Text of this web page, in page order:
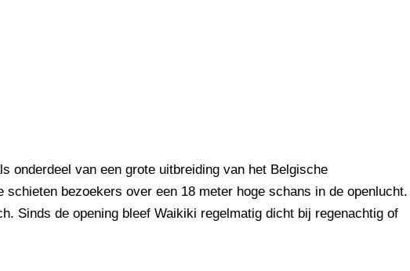
onderdeel van een grote uitbreiding van het Belgische
schieten bezoekers over een 18 meter hoge schans in de openlucht.
Sinds de opening bleef Waikiki regelmatig dicht bij regenachtig of